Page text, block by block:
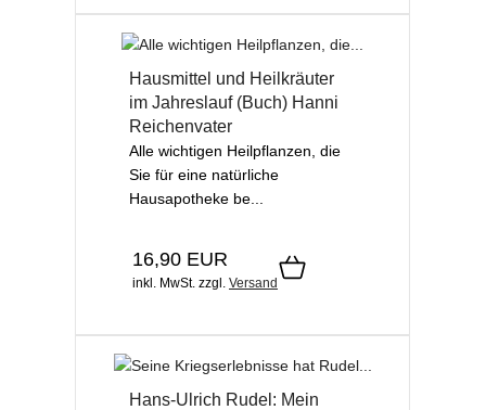
Hausmittel und Heilkräuter
im Jahreslauf (Buch) Hanni
Reichenvater
Alle wichtigen Heilpflanzen, die
Sie für eine natürliche
Hausapotheke be...
16,90 EUR
inkl. MwSt. zzgl. Versand
Hans-Ulrich Rudel: Mein